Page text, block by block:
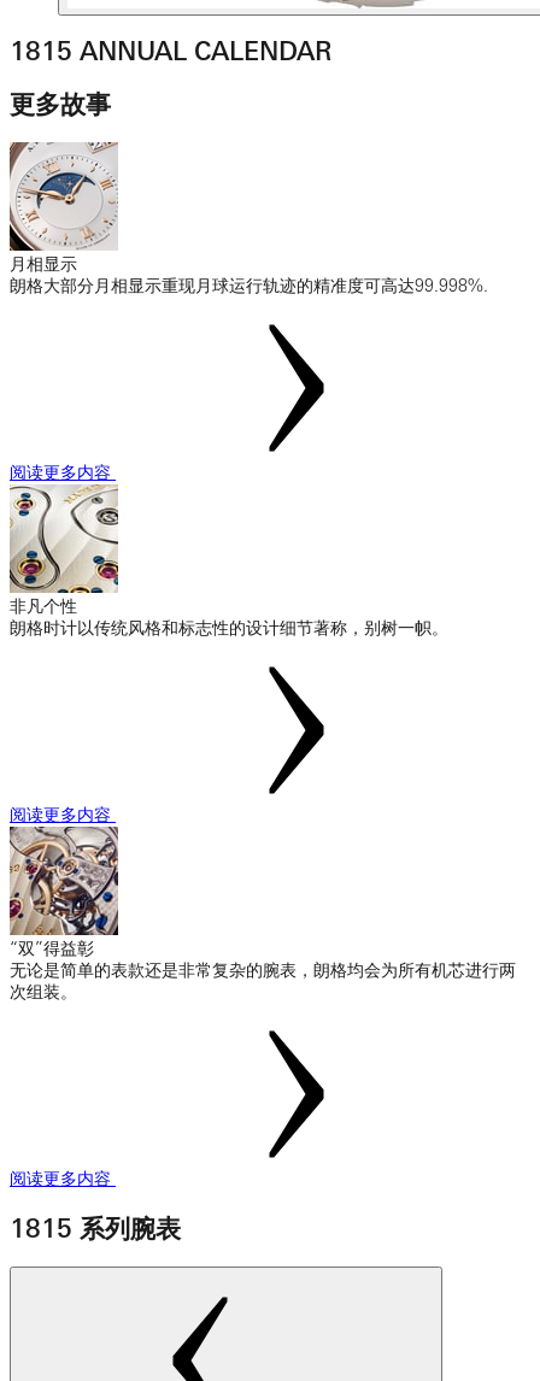
1815 ANNUAL CALENDAR
更多故事
月相显示
朗格大部分月相显示重现月球运行轨迹的精准度可高达99.998%.
阅读更多内容
非凡个性
朗格时计以传统风格和标志性的设计细节著称，别树一帜。
阅读更多内容
“双”得益彰
无论是简单的表款还是非常复杂的腕表，朗格均会为所有机芯进行两
次组装。
阅读更多内容
1815 系列腕表